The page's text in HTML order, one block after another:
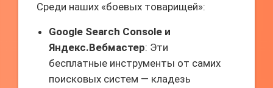
Среди наших «боевых товарищей»:
Google Search Console и
Яндекс.Вебмастер: Эти
бесплатные инструменты от самих
поисковых систем — кладезь